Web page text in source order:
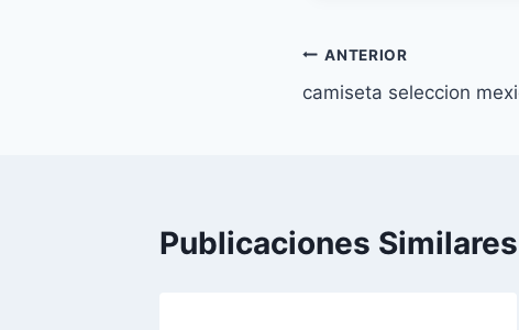
Navegación
de
ANTERIOR
camiseta seleccion
Publicaciones Similares